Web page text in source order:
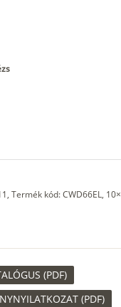
Termék kód: CWD66EL,
(PDF)
(PDF)